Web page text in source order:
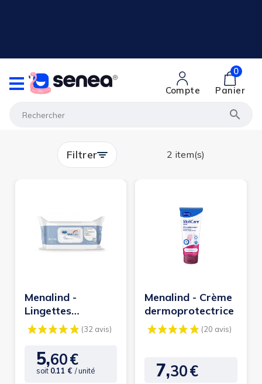

Compte
0
Panier
Filtrer 2 item(s)
Menalind -
Lingettes
imprégnées
Prix
5,60€
soit 0.11 € / unité
Menalind - Crème
dermoprotectrice
Prix
7,30€